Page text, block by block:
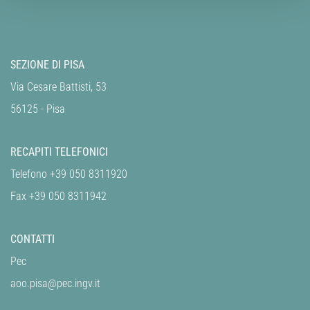
SEZIONE DI PISA
Via Cesare Battisti, 53
56125 - Pisa
RECAPITI TELEFONICI
Telefono +39 050 8311920
Fax +39 050 8311942
CONTATTI
Pec
aoo.pisa@pec.ingv.it